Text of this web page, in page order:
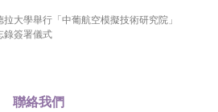
聯絡我們
大學舉行「中葡航空模擬技術研究院」
錄簽署儀式